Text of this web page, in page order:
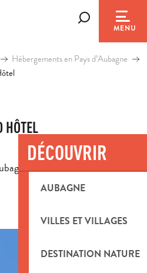
MENU
DÉCOUVRIR
AUBAGNE
VILLES ET VILLAGES
DESTINATION NATURE
Hébergements en Pays d’Aubagne
HÔTEL